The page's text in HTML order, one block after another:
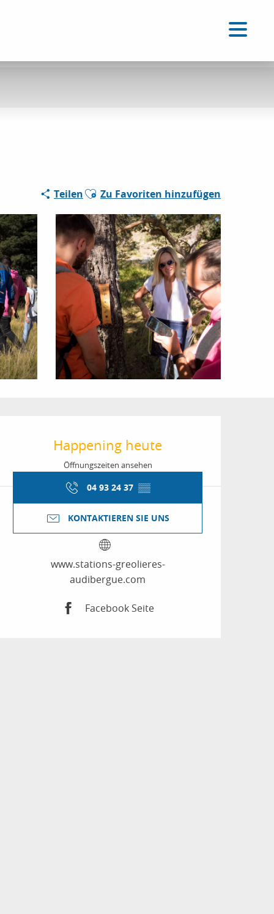
TeilenAjouter aux favoris
Zu Favoriten hinzufügen
&
Happening heute
Öffnungszeiten ansehen
04 93 24 37 ▒▒
KONTAKTIEREN SIE UNS
www.stations-greolieres-
audibergue.com
Facebook Seite